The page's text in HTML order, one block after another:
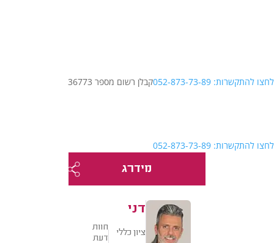
לחצו להתקשרות: 052-873-73-89 קבלן רשום מספר 36773
לחצו להתקשרות: 052-873-73-89